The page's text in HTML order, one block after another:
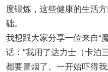
度锻炼，这些健康的生活
础。
我想跟大家分享一位来自“
话：“我用了达力士（卡泊
都要冒烟了。一开始吓得